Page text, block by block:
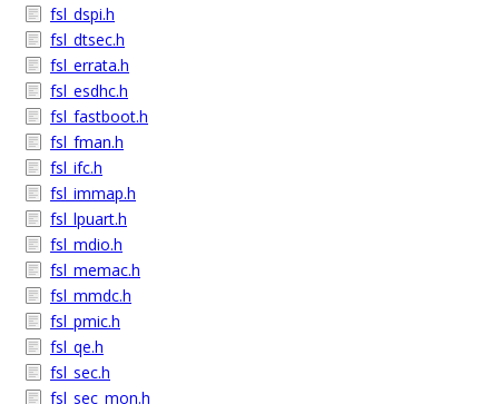
fsl_dspi.h
fsl_dtsec.h
fsl_errata.h
fsl_esdhc.h
fsl_fastboot.h
fsl_fman.h
fsl_ifc.h
fsl_immap.h
fsl_lpuart.h
fsl_mdio.h
fsl_memac.h
fsl_mmdc.h
fsl_pmic.h
fsl_qe.h
fsl_sec.h
fsl_sec_mon.h